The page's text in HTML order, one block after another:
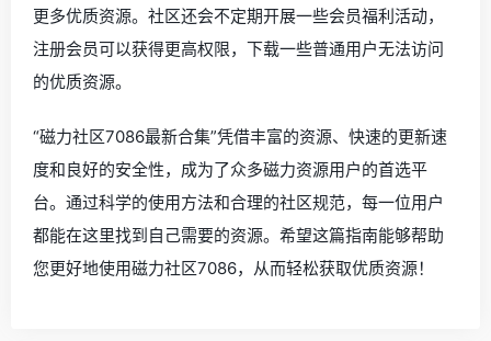
更多优质资源。社区还会不定期开展一些会员福利活动，
注册会员可以获得更高权限，下载一些普通用户无法访问
的优质资源。
“磁力社区7086最新合集”凭借丰富的资源、快速的更新速
度和良好的安全性，成为了众多磁力资源用户的首选平
台。通过科学的使用方法和合理的社区规范，每一位用户
都能在这里找到自己需要的资源。希望这篇指南能够帮助
您更好地使用磁力社区7086，从而轻松获取优质资源！